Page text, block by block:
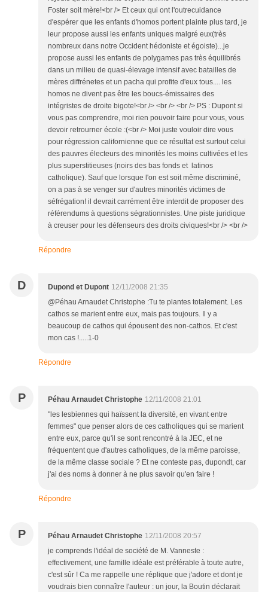
Foster soit mère!<br /> Et ceux qui ont l'outrecuidance
d'espérer que les enfants d'homos portent plainte plus tard, je
leur propose aussi les enfants uniques malgré eux(très
nombreux dans notre Occident hédoniste et égoiste)...je
propose aussi les enfants de polygames pas très équilibrés
dans un milieu de quasi-élevage intensif avec batailles de
mères diffrénetes et un pacha qui profite d'eux tous.... les
homos ne divent pas être les boucs-émissaires des
intégristes de droite bigote!<br /> <br /> <br /> PS : Dupont si
vous pas comprendre, moi rien pouvoir faire pour vous, vous
devoir retrourner école :(<br /> Moi juste vouloir dire vous
pour régression californienne que ce résultat est surtout celui
des pauvres électeurs des minorités les moins cultivées et les
plus superstitieuses (noirs des bas fonds et latinos
catholique). Sauf que lorsque l'on est soit même discriminé,
on a pas à se venger sur d'autres minorités victimes de
séfrégation! il devrait carrément être interdit de proposer des
référendums à questions ségrationnistes. Une piste juridique
à creuser pour les défenseurs des droits civiques!<br /> <br />
Répondre
D Dupond et Dupont 12/11/2008 21:35
@Péhau Arnaudet Christophe :Tu te plantes totalement. Les
cathos se marient entre eux, mais pas toujours. Il y a
beaucoup de cathos qui épousent des non-cathos. Et c'est
mon cas !.....1-0
Répondre
P Péhau Arnaudet Christophe 12/11/2008 21:01
"les lesbiennes qui haïssent la diversité, en vivant entre
femmes" que penser alors de ces catholiques qui se marient
entre eux, parce qu'il se sont rencontré à la JEC, et ne
fréquentent que d'autres catholiques, de la même paroisse,
de la même classe sociale ? Et ne conteste pas, dupondt, car
j'ai des noms à donner à ne plus savoir qu'en faire !
Répondre
P Péhau Arnaudet Christophe 12/11/2008 20:57
je comprends l'idéal de société de M. Vanneste :
effectivement, une famille idéale est préférable à toute autre,
c'est sûr ! Ca me rappelle une réplique que j'adore et dont je
voudrais bien connaître l'auteur : un jour, la Boutin déclarait